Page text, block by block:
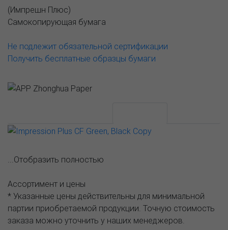
(Импрешн Плюс)
Самокопирующая бумага
Не подлежит обязательной сертификации
Получить бесплатные образцы бумаги
...Отобразить полностью
Ассортимент и цены
* Указанные цены действительны для минимальной
партии приобретаемой продукции. Точную стоимость
заказа можно уточнить у наших менеджеров.